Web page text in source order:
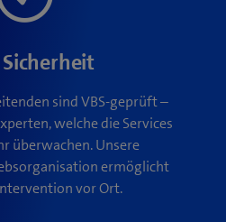
sind VBS-geprüft –
welche die Services
überwachen. Unsere
ermöglicht
vor Ort.